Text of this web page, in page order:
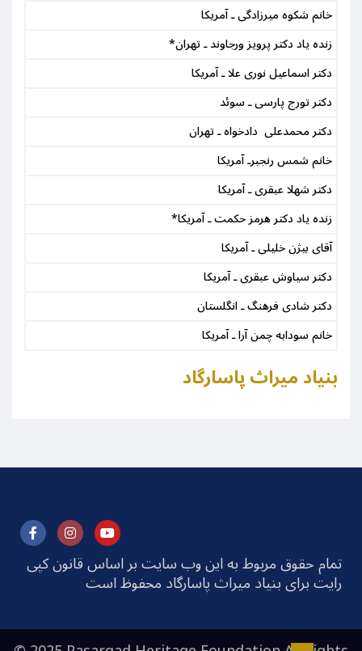
خانم شکوه میرزادگی ـ آمریکا
*زنده یاد دکتر پرویز ورجاوند ـ تهران
دکتر اسماعیل نوری علا ـ آمریکا
دکترتورج پارسی ـ سوئد
دکتر محمدعلی دادخواه ـ تهران
خانم شمس رنجبرـ آمریکا
دکتر شهلا عبقری ـ آمریکا
*زنده یاد دکتر هرمز حکمت ـ آمریکا
آقای بیژن خلیلی ـ آمریکا
دکتر سیاوش عبقری ـ آمریکا
دکتر شادی فرهنگ ـ انگلستان
خانم سودابه چمن آرا ـ آمریکا
بنیاد میراث پاسارگاد
تمام حقوق مربوط به این وب سایت بر اساس قانون کپی
رایت برای بنیاد میراث پاسارگاد محفوظ است